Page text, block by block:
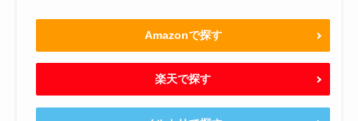
Amazonで探す
楽天で探す